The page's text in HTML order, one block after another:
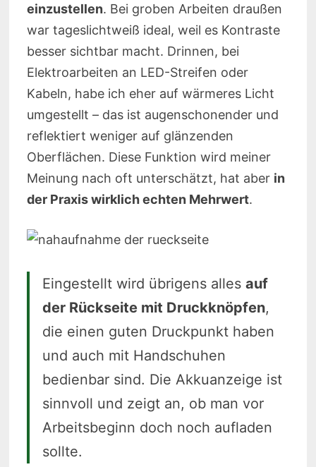
einzustellen. Bei groben Arbeiten draußen
war tageslichtweiß ideal, weil es Kontraste
besser sichtbar macht. Drinnen, bei
Elektroarbeiten an LED-Streifen oder
Kabeln, habe ich eher auf wärmeres Licht
umgestellt – das ist augenschonender und
reflektiert weniger auf glänzenden
Oberflächen. Diese Funktion wird meiner
Meinung nach oft unterschätzt, hat aber in
der Praxis wirklich echten Mehrwert.
Eingestellt wird übrigens alles auf
der Rückseite mit Druckknöpfen,
die einen guten Druckpunkt haben
und auch mit Handschuhen
bedienbar sind. Die Akkuanzeige ist
sinnvoll und zeigt an, ob man vor
Arbeitsbeginn doch noch aufladen
sollte.